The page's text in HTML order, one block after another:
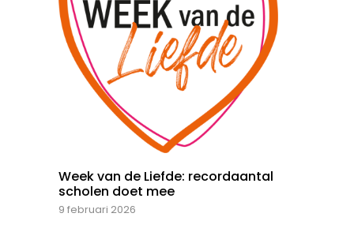
Week van de Liefde: recordaantal
scholen doet mee
9 februari 2026